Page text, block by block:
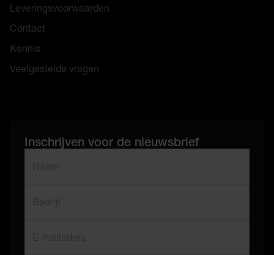
Leveringsvoorwaarden
Contact
Kennis
Veelgestelde vragen
Inschrijven voor de nieuwsbrief